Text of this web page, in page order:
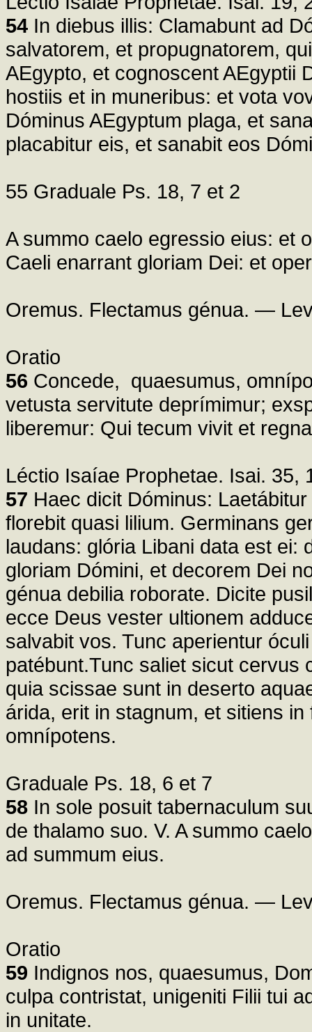
54 In diebus illis: Clamabunt ad
salvatorem, et propugnatorem,
AEgypto, et cognoscent AEgyptii
hostiis et in muneribus: et vota
Dóminus AEgyptum plaga, et
placabitur eis, et sanabit eos
55 Graduale Ps. 18, 7 et 2
A summo caelo egressio eius: et
Caeli enarrant gloriam Dei: et
Oremus. Flectamus génua. —
Oratio
56 Concede, quaesumus,
vetusta servitute deprímimur;
liberemur: Qui tecum vivit et
Léctio Isaíae Prophetae. Isai. 35,
57 Haec dicit Dóminus:
florebit quasi lilium. Germinans
laudans: glória Libani data est ei:
gloriam Dómini, et decorem Dei
génua debilia roborate. Dicite
ecce Deus vester ultionem
salvabit vos. Tunc aperientur
patébunt.Tunc saliet sicut cervus
quia scissae sunt in deserto
árida, erit in stagnum, et sitiens
omnípotens.
Graduale Ps. 18, 6 et 7
58 In sole posuit tabernaculum
de thalamo suo. V. A summo
ad summum eius.
Oremus. Flectamus génua. —
Oratio
59 Indignos nos, quaesumus,
culpa contristat, unigeniti Filii tui
in unitate.